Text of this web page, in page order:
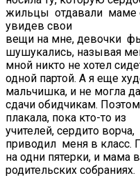
жильцы отдавали маме
увидев свои
вещи на мне, девочки
шушукались, называя
мной никто не хотел
одной партой. А я еще
мальчишка, и не могла
сдачи обидчикам.
плакала, пока кто-то из
учителей, сердито ворча,
приводил меня в класс.
на одни пятерки, и мама
родительских собраниях.